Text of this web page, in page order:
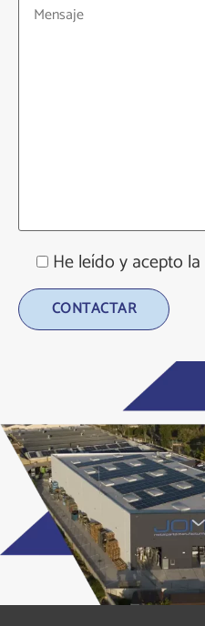
He leído y acepto la